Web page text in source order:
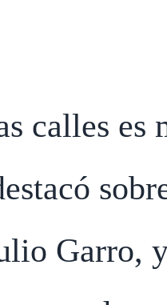
calles es
Garro,